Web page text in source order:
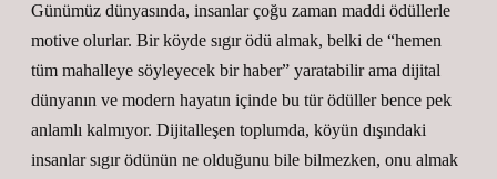
Günümüz dünyasında, insanlar çoğu zaman maddi ödüllerle
motive olurlar. Bir köyde sıgır ödü almak, belki de “hemen
tüm mahalleye söyleyecek bir haber” yaratabilir ama dijital
dünyanın ve modern hayatın içinde bu tür ödüller bence pek
anlamlı kalmıyor. Dijitalleşen toplumda, köyün dışındaki
insanlar sıgır ödünün ne olduğunu bile bilmezken, onu almak